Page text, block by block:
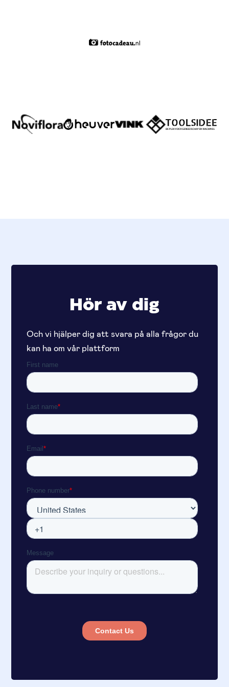
Hör av dig
Och vi hjälper dig att svara på alla frågor du
kan ha om vår plattform